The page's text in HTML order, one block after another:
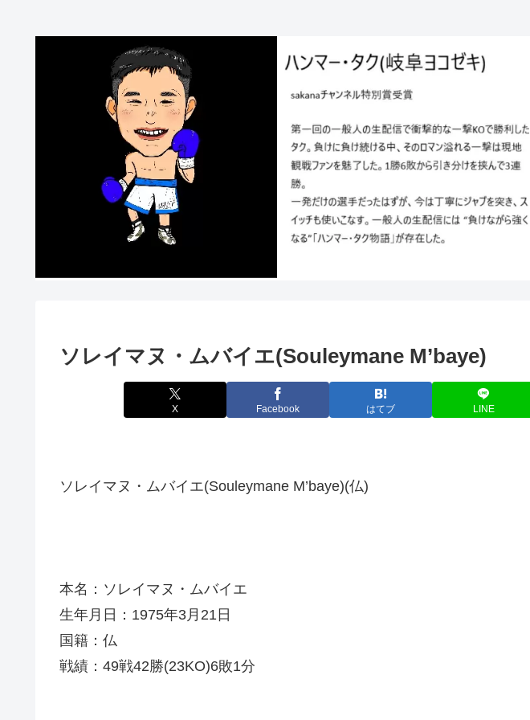
ソレイマヌ・ムバイエ(Souleymane M’baye)
X Facebook はてブ LINE
ソレイマヌ・ムバイエ(Souleymane M’baye)(仏)
本名：ソレイマヌ・ムバイエ
生年月日：1975年3月21日
国籍：仏
戦績：49戦42勝(23KO)6敗1分